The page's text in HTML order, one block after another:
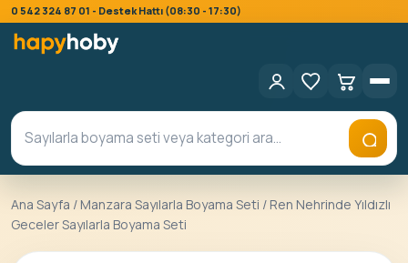
0 542 324 87 01 - Destek Hattı (08:30 - 17:30)
Ana Sayfa / Manzara Sayılarla Boyama Seti / Ren Nehrinde Yıldızlı
Geceler Sayılarla Boyama Seti